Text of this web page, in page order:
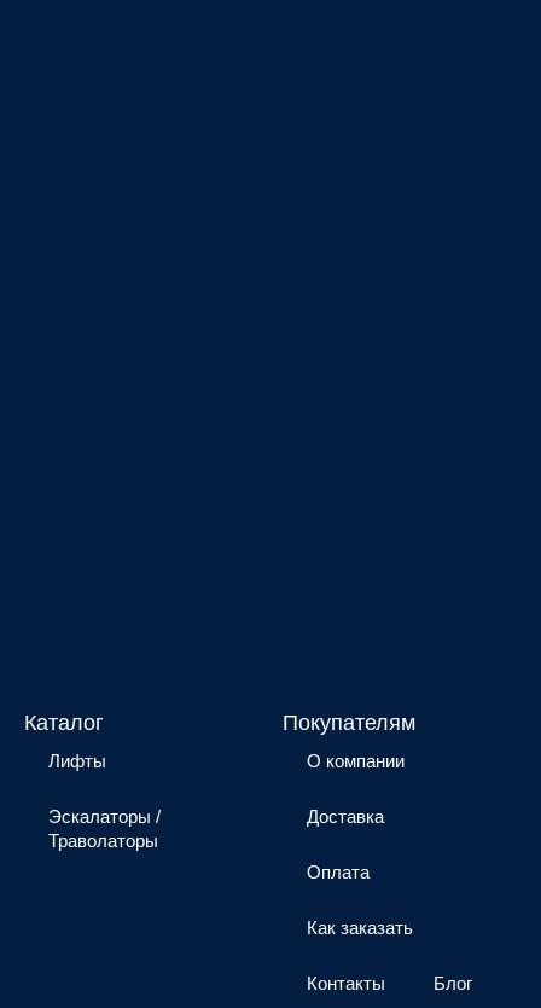
Каталог
Лифты
Эскалаторы /
Траволаторы
Покупателям
О компании
Доставка
Оплата
Как заказать
Контакты Блог